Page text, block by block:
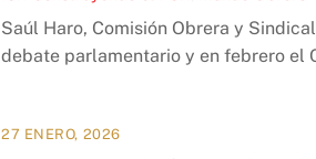
Saúl Haro, Comisión Obrera y
debate parlamentario y en febrero el
27 ENERO, 2026